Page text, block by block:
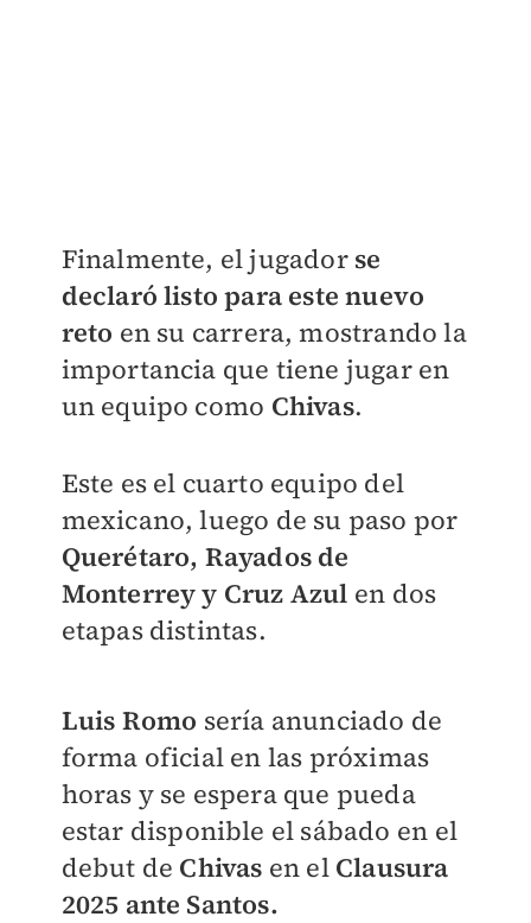
Finalmente, el jugador se
declaró listo para este nuevo
reto en su carrera, mostrando la
importancia que tiene jugar en
un equipo como Chivas.
Este es el cuarto equipo del
mexicano, luego de su paso por
Querétaro, Rayados de
Monterrey y Cruz Azul en dos
etapas distintas.
Luis Romo sería anunciado de
forma oficial en las próximas
horas y se espera que pueda
estar disponible el sábado en el
debut de Chivas en elClausura
2025 ante Santos.